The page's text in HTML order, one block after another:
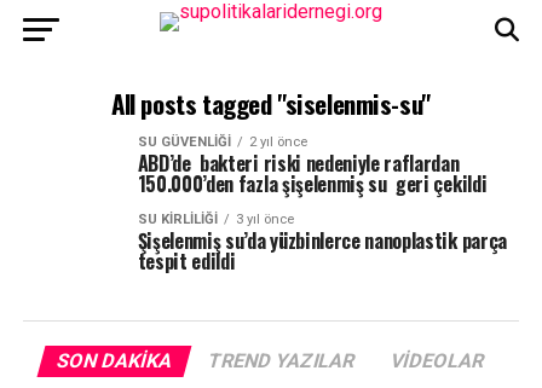
All posts tagged "siselenmis-su"
SU GÜVENLIĞI 2 yıl önce
ABD’de bakteri riski nedeniyle raflardan
150.000’den fazla şişelenmiş su geri çekildi
SU KIRLILIĞI 3 yıl önce
Şişelenmiş su’da yüzbinlerce nanoplastik parça
tespit edildi
SON DAKIKA TREND YAZILAR VIDEOLAR